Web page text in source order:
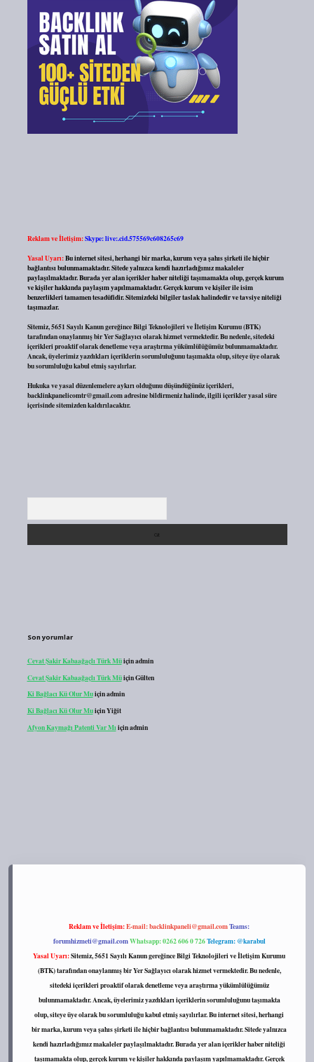
Reklam ve İletişim:Skype: live:.cid.575569c608265c69
Yasal Uyarı:Bu internet sitesi, herhangi bir marka, kurum veya şahıs şirketi ile hiçbir
bağlantısı bulunmamaktadır. Sitede yalnızca kendi hazırladığımız makaleler
paylaşılmaktadır. Burada yer alan içerikler haber niteliği taşımamakta olup, gerçek kurum
ve kişiler hakkında paylaşım yapılmamaktadır. Gerçek kurum ve kişiler ile isim
benzerlikleri tamamen tesadüfidir. Sitemizdeki bilgiler taslak halindedir ve tavsiye niteliği
taşımazlar.
Sitemiz, 5651 Sayılı Kanun gereğince Bilgi Teknolojileri ve İletişim Kurumu (BTK)
tarafından onaylanmış bir Yer Sağlayıcı olarak hizmet vermektedir. Bu nedenle, sitedeki
içerikleri proaktif olarak denetleme veya araştırma yükümlülüğümüz bulunmamaktadır.
Ancak, üyelerimiz yazdıkları içeriklerin sorumluluğunu taşımakta olup, siteye üye olarak
bu sorumluluğu kabul etmiş sayılırlar.
Hukuka ve yasal düzenlemelere aykırı olduğunu düşündüğünüz içerikleri,
backlinkpanelicomtr@gmail.comadresine bildirmeniz halinde, ilgili içerikler yasal süre
içerisinde sitemizden kaldırılacaktır.
Son yorumlar
Cevat Şakir Kabaağaçlı Türk Müiçinadmin
Cevat Şakir Kabaağaçlı Türk MüiçinGülten
Ki Bağlacı Kü Olur Muiçinadmin
Ki Bağlacı Kü Olur MuiçinYiğit
Afyon Kaymağı Patenti Var Mı içinadmin
Reklam ve İletişim:E-mail:backlinkpaneli@gmail.comTeams:
forumhizmeti@gmail.comWhatsapp: 0262 606 0 726Telegram: @karabul
Yasal Uyarı:Sitemiz, 5651 Sayılı Kanun gereğince Bilgi Teknolojileri ve İletişim Kurumu
(BTK) tarafından onaylanmış bir Yer Sağlayıcı olarak hizmet vermektedir. Bu nedenle,
sitedeki içerikleri proaktif olarak denetleme veya araştırma yükümlülüğümüz
bulunmamaktadır. Ancak, üyelerimiz yazdıkları içeriklerin sorumluluğunu taşımakta
olup, siteye üye olarak bu sorumluluğu kabul etmiş sayılırlar. Bu internet sitesi, herhangi
bir marka, kurum veya şahıs şirketi ile hiçbir bağlantısı bulunmamaktadır. Sitede yalnızca
kendi hazırladığımız makaleler paylaşılmaktadır. Burada yer alan içerikler haber niteliği
taşımamakta olup, gerçek kurum ve kişiler hakkında paylaşım yapılmamaktadır. Gerçek